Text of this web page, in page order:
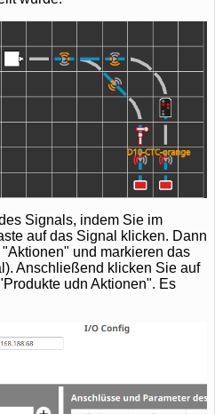
Signals, indem Sie im
auf das Signal klicken. Dann
und markieren das
Anschließend klicken Sie auf
udn Aktionen". Es